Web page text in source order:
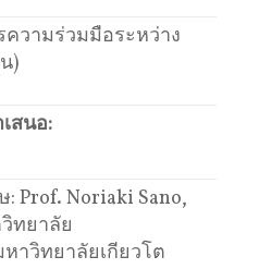
ความร่วมมือระหว่าง
)
สนอ:
: Prof. Noriaki Sano,
ทยาลัย
าวิทยาลัยเกียวโต